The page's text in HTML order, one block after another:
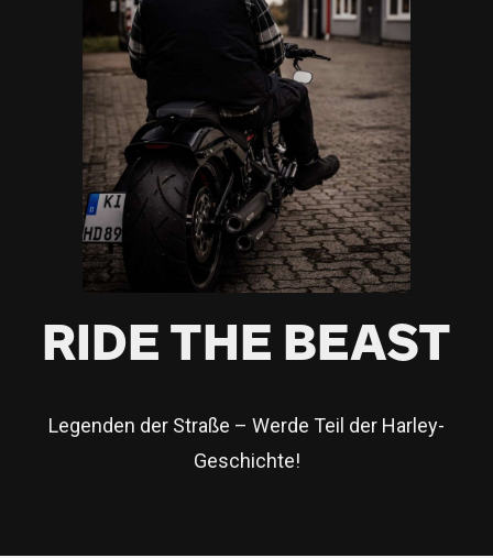
RIDE THE BEAST
Legenden der Straße – Werde Teil der Harley-
Geschichte!